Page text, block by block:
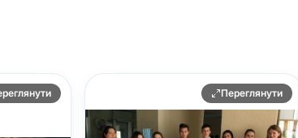
Переглянути